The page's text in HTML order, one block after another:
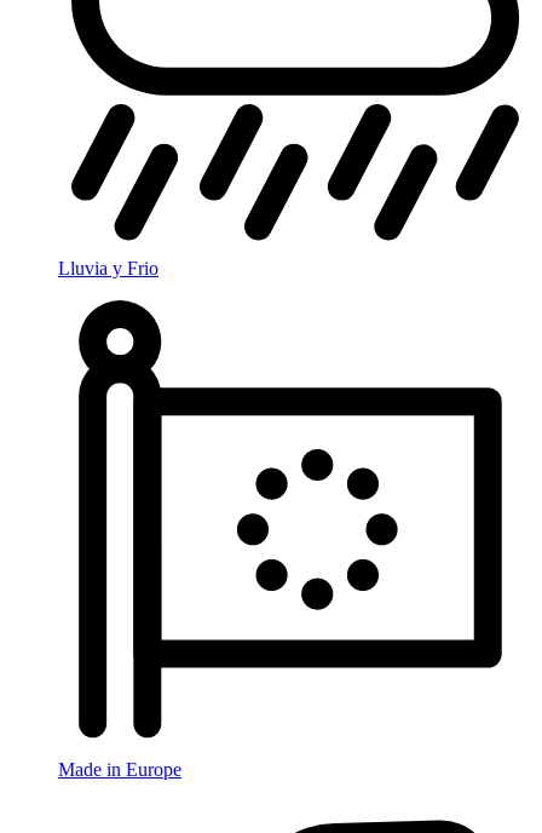
Lluvia y Frio
Made in Europe